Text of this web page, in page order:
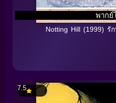
พากย์
Notting Hill (1999) รั
7.5